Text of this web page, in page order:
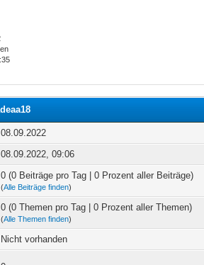
08.09.2022
08.09.2022, 09:06
0 (0 Beiträge pro Tag | 0 Prozent aller Beiträge)
(Alle Beiträge finden)
0 (0 Themen pro Tag | 0 Prozent aller Themen)
(Alle Themen finden)
Nicht vorhanden